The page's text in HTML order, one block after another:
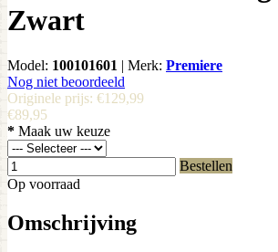
Zwart
Model: 100101601 | Merk: Premiere
Nog niet beoordeeld
Originele prijs: €129,99
€89,95
* Maak uw keuze
Bestellen
Op voorraad
Omschrijving